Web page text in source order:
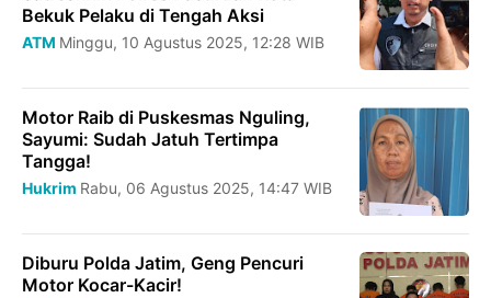
Bekuk Pelaku di Tengah Aksi
ATM Minggu, 10 Agustus 2025, 12:28 WIB
Motor Raib di Puskesmas Nguling,
Sayumi: Sudah Jatuh Tertimpa
Tangga!
Hukrim Rabu, 06 Agustus 2025, 14:47 WIB
Diburu Polda Jatim, Geng Pencuri
Motor Kocar-Kacir!